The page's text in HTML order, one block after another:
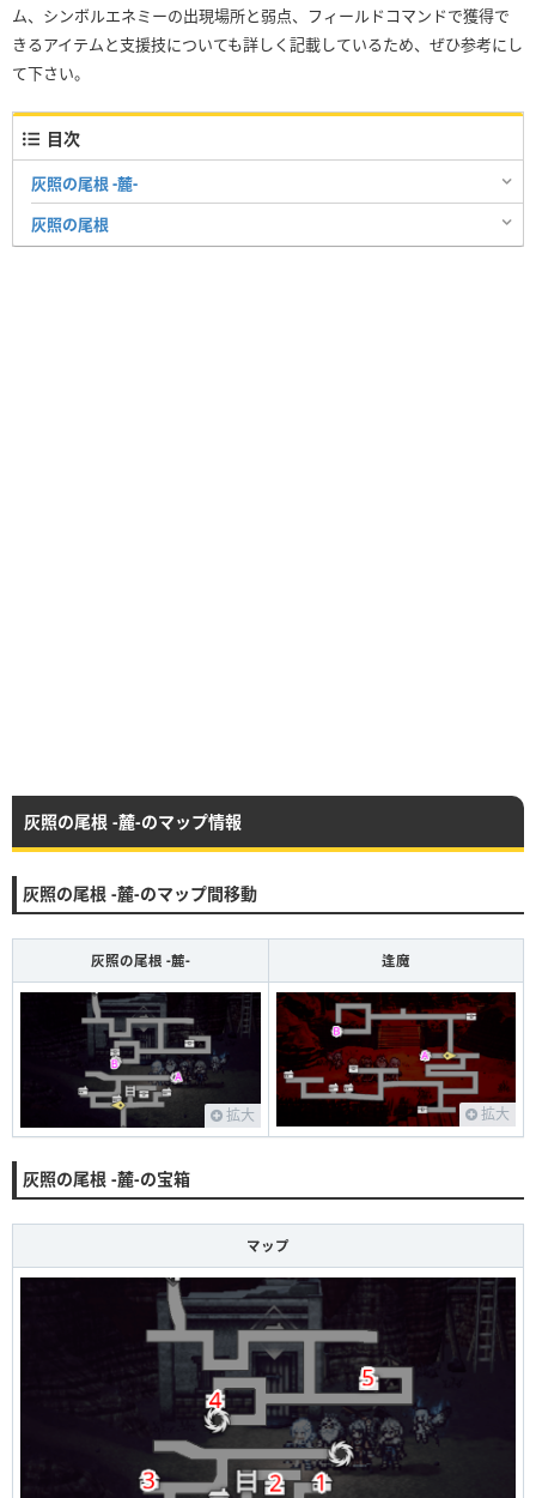
ム、シンボルエネミーの出現場所と弱点、フィールドコマンドで獲得で
きるアイテムと支援技についても詳しく記載しているため、ぜひ参考にし
て下さい。
目次
灰照の尾根 -麓-
灰照の尾根
灰照の尾根 -麓-のマップ情報
灰照の尾根 -麓-のマップ間移動
灰照の尾根 -麓- 逢魔
拡大 拡大
灰照の尾根 -麓-の宝箱
マップ